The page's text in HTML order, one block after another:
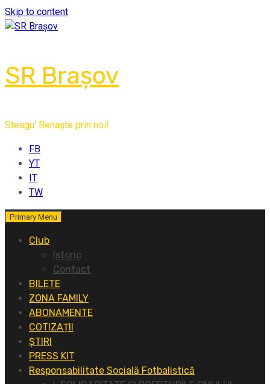
Skip to content
SR Brașov
Steagu' Renaște prin noi!
FB
YT
IT
TW
Primary Menu
Club
Istoric
Contact
BILETE
ZONA FAMILY
ABONAMENTE
COTIZAȚII
ȘTIRI
PRESS KIT
Responsabilitate Socială Fotbalistică